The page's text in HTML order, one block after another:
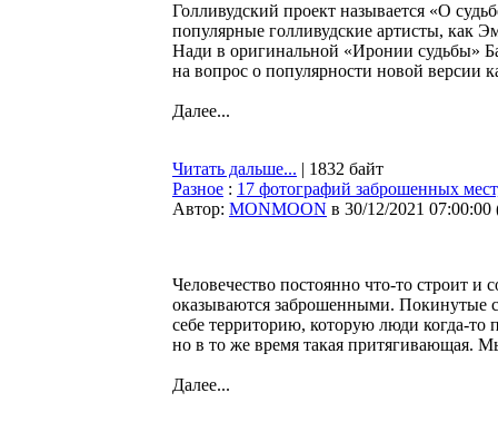
Голливудский проект называется «О
популярные голливудские артисты, как
Нади в оригинальной «Иронии судьбы»
на вопрос о популярности новой версии
Далее...
Читать дальше... | 1832 байт
Разное : 17 фотографий заброшенных
Автор: MONMOON в 30/12/2021 07:00:00
Человечество постоянно что-то строит и
оказываются заброшенными. Покинутые
себе территорию, которую люди когда-то
но в то же время такая притягивающая.
Далее...